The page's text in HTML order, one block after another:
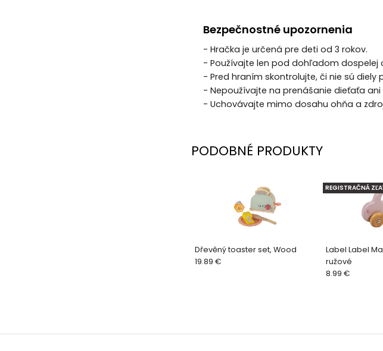
Bezpečnostné upozornenia
- Hračka je určená pre deti od 3 rokov.
- Používajte len pod dohľadom dospelej
- Pred hraním skontrolujte, či nie sú diely
- Nepoužívajte na prenášanie dieťaťa
- Uchovávajte mimo dosahu ohňa a
PODOBNÉ PRODUKTY
Dřevěný toaster set, Wood
19.89 €
Label Label
ružové
REGISTRAČNÁ
8.99 €